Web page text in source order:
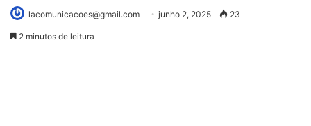
lacomunicacoes@gmail.com junho 2, 2025 23
2 minutos de leitura